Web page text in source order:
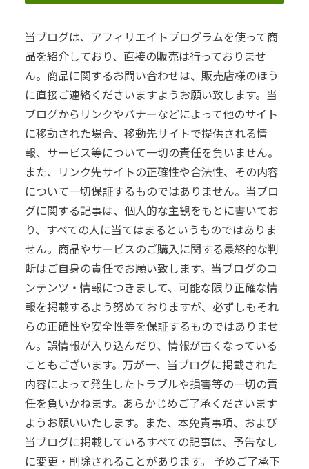
当ブログは、アフィリエイトプログラムを使って商
品を紹介しており、直接の販売は行っておりませ
ん。商品に関するお問い合わせは、販売店様のほう
に直接ご連絡くださいますようお願い致します。当
ブログからリンクやバナーなどによって他のサイト
に移動された場合、移動先サイトで提供される情
報、サービス等について一切の責任を負いません。
また、リンク先サイトの正確性や合法性、その内容
について一切保証するものではありません。当ブロ
グに関する記事は、個人的な主観をもとに書いてお
り、すべての人に当てはまるというものではありま
せん。商品やサービスのご購入に関する最終的な判
断はご自身の責任でお願い致します。当ブログのコ
ンテンツ・情報につきまして、可能な限り正確な情
報を掲載するよう努めておりますが、必ずしもそれ
らの正確性や安全性等を保証するものではありませ
ん。誤情報が入り込んだり、情報が古くなっている
こともございます。万が一、当ブログに掲載された
内容によって発生したトラブルや損害等の一切の責
任を負いかねます。あらかじめご了承くださいます
ようお願いいたします。また、本免責事項、および
当ブログに掲載しているすべての記事は、予告なし
に変更・削除されることがあります。 予めご了承下